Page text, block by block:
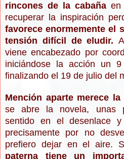
rincones de la cabañaen
recuperar la inspiración
favorece enormemente el
tensión difícil de eludir.
viene encabezado por
iniciándose la acción un
finalizando el 19 de ju lio del
Mención aparte merece la
se abre la novela, unas
sentido en el desenlace
precisamente por no
prefiero dejar en el aire.
paterna tiene un